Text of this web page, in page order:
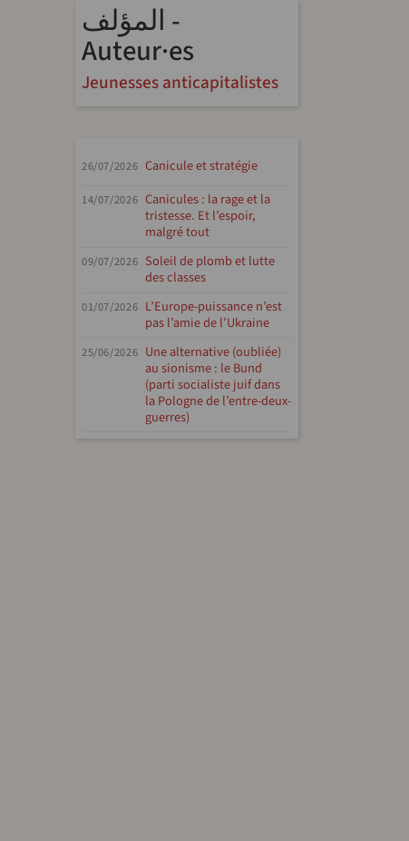
المؤلف -
Auteur·es
Jeunesses anticapitalistes
26/07/2026 Canicule et stratégie
14/07/2026 Canicules : la rage et la
tristesse. Et l’espoir,
malgré tout
09/07/2026 Soleil de plomb et lutte
des classes
01/07/2026 L’Europe-puissance n’est
pas l’amie de l’Ukraine
25/06/2026 Une alternative (oubliée)
au sionisme : le Bund
(parti socialiste juif dans
la Pologne de l’entre-deux-
guerres)